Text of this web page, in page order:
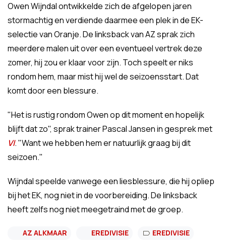
Owen Wijndal ontwikkelde zich de afgelopen jaren
stormachtig en verdiende daarmee een plek in de EK-
selectie van Oranje. De linksback van AZ sprak zich
meerdere malen uit over een eventueel vertrek deze
zomer, hij zou er klaar voor zijn. Toch speelt er niks
rondom hem, maar mist hij wel de seizoensstart. Dat
komt door een blessure.
"Het is rustig rondom Owen op dit moment en hopelijk
blijft dat zo", sprak trainer Pascal Jansen in gesprek met
VI. "Want we hebben hem er natuurlijk graag bij dit
seizoen."
Wijndal speelde vanwege een liesblessure, die hij opliep
bij het EK, nog niet in de voorbereiding. De linksback
heeft zelfs nog niet meegetraind met de groep.
AZ ALKMAAR EREDIVISIE EREDIVISIE